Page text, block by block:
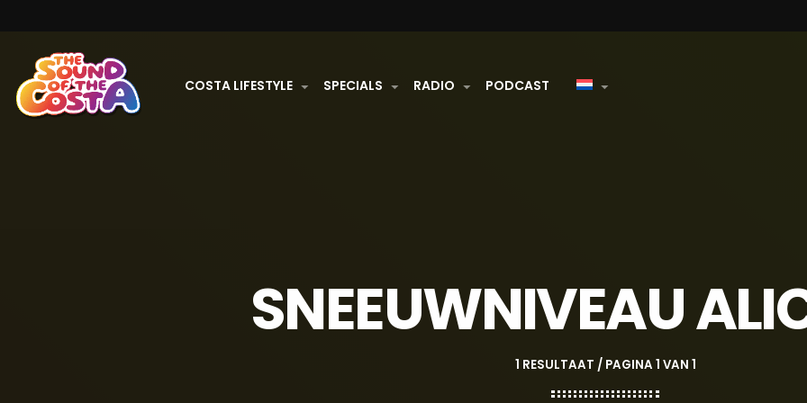
COSTA LIFESTYLE SPECIALS RADIO PODCAST
SNEEUWNIVEAU
1 RESULTAAT / PAGINA 1 VAN 1